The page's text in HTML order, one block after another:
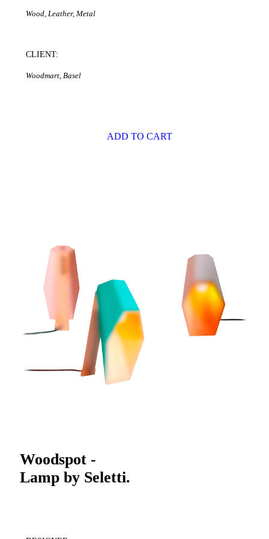
Wood, Leather, Metal
CLIENT:
Woodmart, Basel
ADD TO CART
Woodspot -
Lamp by Seletti.